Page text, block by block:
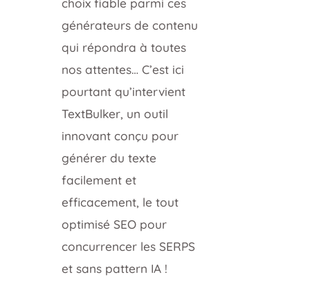
choix fiable parmi ces
générateurs de contenu
qui répondra à toutes
nos attentes… C’est ici
pourtant qu’intervient
TextBulker, un outil
innovant conçu pour
générer du texte
facilement et
efficacement, le tout
optimisé SEO pour
concurrencer les SERPS
et sans pattern IA !